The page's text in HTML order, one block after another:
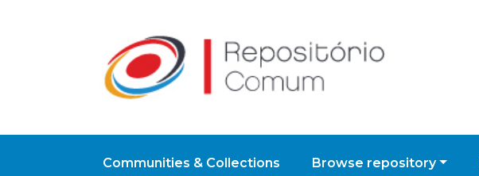
Communities & Collections Browse repository